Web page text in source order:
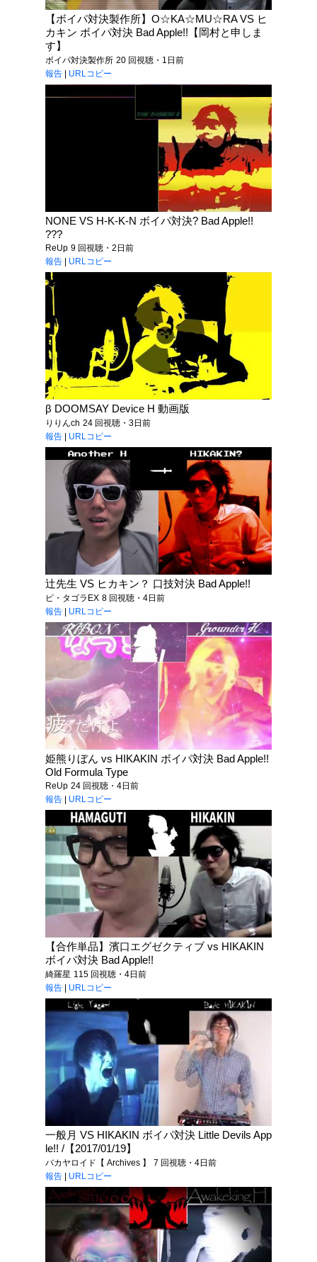
【ボイパ対決製作所】O☆KA☆MU☆RA VS ヒ
カキン ボイパ対決 Bad Apple!!【岡村と申しま
す】
ボイパ対決製作所 20 回視聴・1日前
報告
URLコピー
NONE VS H-K-K-N ボイパ対決? Bad Apple!!
???
ReUp 9 回視聴・2日前
報告
URLコピー
β DOOMSAY Device H 動画版
りりんch 24 回視聴・3日前
報告
URLコピー
辻先生 VS ヒカキン？ 口技対決 Bad Apple!!
ピ・タゴラEX 8 回視聴・4日前
報告
URLコピー
姫熊りぼん vs HIKAKIN ボイパ対決 Bad Apple!!
Old Formula Type
ReUp 24 回視聴・4日前
報告
URLコピー
【合作単品】濱口エグゼクティブ vs HIKAKIN
ボイパ対決 Bad Apple!!
綺羅星 115 回視聴・4日前
報告
URLコピー
一般月 VS HIKAKIN ボイパ対決 Little Devils App
le!! /【2017/01/19】
バカヤロイド【 Archives 】
7 回視聴・4日前
報告
URLコピー